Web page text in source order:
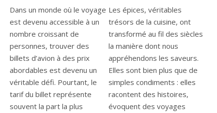
Dans un monde où le voyage
est devenu accessible à un
nombre croissant de
personnes, trouver des
billets d’avion à des prix
abordables est devenu un
véritable défi. Pourtant, le
tarif du billet représente
souvent la part la plus
Les épices, véritables
trésors de la cuisine, ont
transformé au fil des siècles
la manière dont nous
appréhendons les saveurs.
Elles sont bien plus que de
simples condiments : elles
racontent des histoires,
évoquent des voyages